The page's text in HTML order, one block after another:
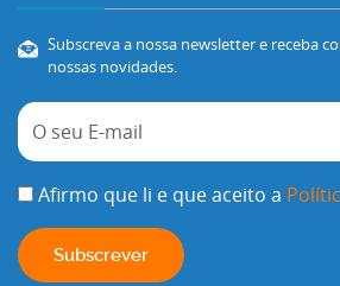
Subscreva a nossa newsletter e receba
nossas novidades.
Afirmo que li e que aceito a